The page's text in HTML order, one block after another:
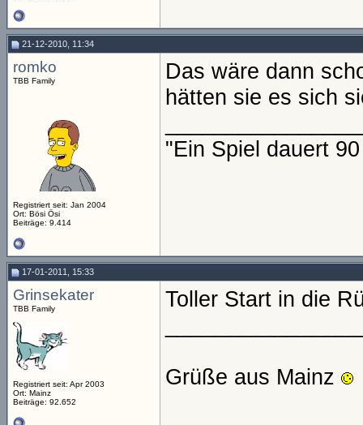
21-12-2010, 11:34
romko
TBB Family
Registriert seit: Jan 2004
Ort: Bösi Ösi
Beiträge: 9.414
Das wäre dann
hätten sie es sich
"Ein Spiel dauert
17-01-2011, 15:33
Grinsekater
TBB Family
Registriert seit: Apr 2003
Ort: Mainz
Beiträge: 92.652
Toller Start in die
Grüße aus Mainz